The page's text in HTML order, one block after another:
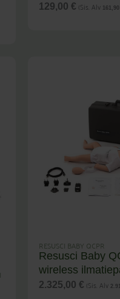
129,00 € (Sis. Alv 161,90
RESUSCI BABY QCPR
Resusci Baby
wireless
2.325,00 € (Sis. Alv